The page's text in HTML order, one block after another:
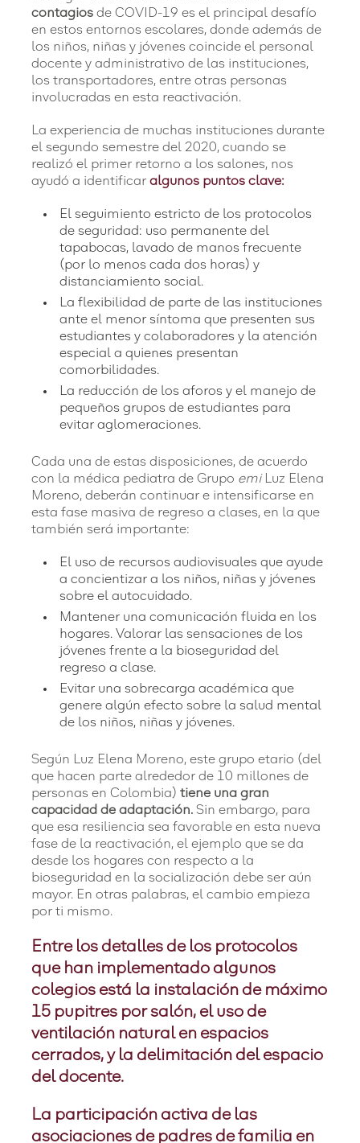
contagios de COVID-19 es el principal desafío
en estos entornos escolares, donde además de
los niños, niñas y jóvenes coincide el personal
docente y administrativo de las instituciones,
los transportadores, entre otras personas
involucradas en esta reactivación.
La experiencia de muchas instituciones durante
el segundo semestre del 2020, cuando se
realizó el primer retorno a los salones, nos
ayudó a identificaralgunos puntos clave:
El seguimiento estricto de los protocolos
de seguridad: uso permanente del
tapabocas, lavado de manos frecuente
(por lo menos cada dos horas) y
distanciamiento social.
La flexibilidad de parte de las instituciones
ante el menor síntoma que presenten sus
estudiantes y colaboradores y la atención
especial a quienes presentan
comorbilidades.
La reducción de los aforos y el manejo de
pequeños grupos de estudiantes para
evitar aglomeraciones.
Cada una de estas disposiciones, de acuerdo
con la médica pediatra de Grupo emiLuz Elena
Moreno, deberán continuar e intensificarse en
esta fase masiva de regreso a clases, en la que
también será importante:
El uso de recursos audiovisuales que ayude
a concientizar a los niños, niñas y jóvenes
sobre el autocuidado.
Mantener una comunicación fluida en los
hogares. Valorar las sensaciones de los
jóvenes frente a la bioseguridad del
regreso a clase.
Evitar una sobrecarga académica que
genere algún efecto sobre la salud mental
de los niños, niñas y jóvenes.
Según Luz Elena Moreno, este grupo etario (del
que hacen parte alrededor de 10 millones de
personas en Colombia) tiene una gran
capacidad de adaptación.Sin embargo, para
que esa resiliencia sea favorable en esta nueva
fase de la reactivación, el ejemplo que se da
desde los hogares con respecto a la
bioseguridad en la socialización debe ser aún
mayor. En otras palabras, el cambio empieza
por ti mismo.
Entre los detalles de los protocolos
que han implementado algunos
colegios está la instalación de máximo
15 pupitres por salón, el uso de
ventilación natural en espacios
cerrados, y la delimitación del espacio
del docente.
La participación activa de las
asociaciones de padres de familia en